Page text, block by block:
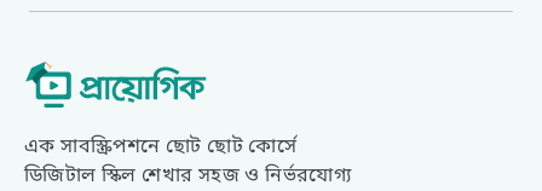
এক সাবস্ক্রিপশনে ছোট ছোট কোর্সে
ডিজিটাল স্কিল শেখার সহজ ও নির্ভরযোগ্য